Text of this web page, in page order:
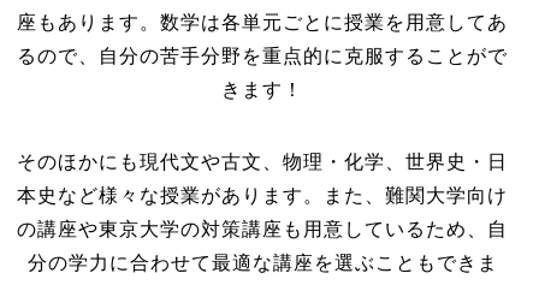
座もあります。数学は各単元ごとに授業を用意してあ
るので、自分の苦手分野を重点的に克服することがで
きます！
そのほかにも現代文や古文、物理・化学、世界史・日
本史など様々な授業があります。また、難関大学向け
の講座や東京大学の対策講座も用意しているため、自
分の学力に合わせて最適な講座を選ぶこともできま